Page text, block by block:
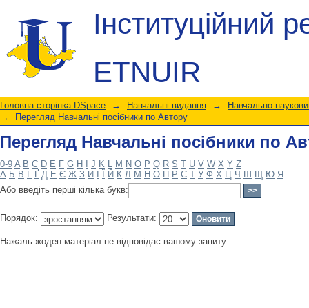
Інституційний
ETNUIR
Перегляд Навчальні посібники по
Головна сторінка DSpace → Навчальні видання →
Навчально-
→
Перегляд Навчальні посібники по Автору
Перегляд Навчальні посібники по
0-9 A B C D E F G H J K L M N O P Q R S T U V W X Y Z
А Б В Г Ґ Д Е Є Ж З И Й К Л М Н О П Р С Т У Ф Х Ц Ч Ш Щ Ю Я
Або введіть перші кілька букв:
Порядок: Результати:
Нажаль жоден матеріал не відповідає вашому запиту.